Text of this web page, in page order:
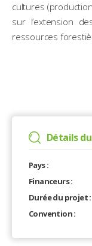
cultures
sur l’extension
ressources
Détails
Pays :
Financeurs :
Durée du projet :
Convention :